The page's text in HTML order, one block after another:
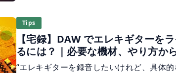
Tips
【宅録】DAW でエレキギターを
るには？｜必要な機材、やり方か
“エレキギターを録音したいけれど、具体的